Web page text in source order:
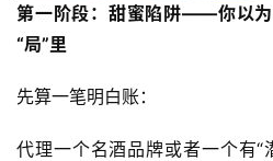
第一阶段：甜蜜陷阱——你以
“局”里
先算一笔明白账：
代理一个名酒品牌或者一个有“